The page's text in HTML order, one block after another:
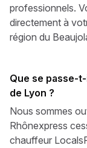
professionnels.
directement à
région du
Que se passe-
de Lyon ?
Nous sommes
Rhônexpress
chauffeur